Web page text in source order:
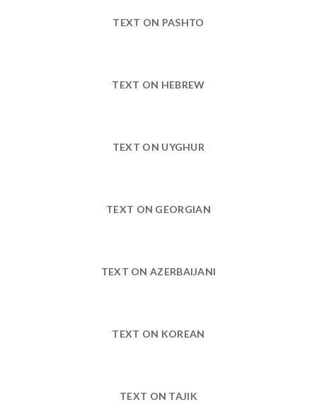
TEXT ON PASHTO
TEXT ON HEBREW
TEXT ON UYGHUR
TEXT ON GEORGIAN
TEXT ON AZERBAIJANI
TEXT ON KOREAN
TEXT ON TAJIK